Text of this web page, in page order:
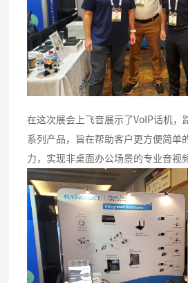
在这次展会上飞音展示了VoIP话机，
系列产品，旨在帮助客户更方便简单
力，实现非桌面办公场景的专业音视